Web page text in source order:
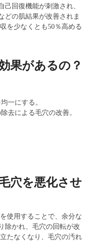
己回復機能が刺激され、
どの肌結果が改善されま
を少なくとも50％高める
果があるの？
一にする。
去による毛穴の改善。
穴を悪化させ
使用することで、余分な
除かれ、毛穴の回転が改
たなくなり、毛穴の汚れ